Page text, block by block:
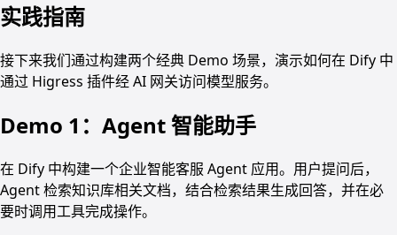
实践指南
接下来我们通过构建两个经典 Demo 场景，演示如何在 Dify 中
通过 Higress 插件经 AI 网关访问模型服务。
Demo 1：Agent 智能助手
在 Dify 中构建一个企业智能客服 Agent 应用。用户提问后，
Agent 检索知识库相关文档，结合检索结果生成回答，并在必
要时调用工具完成操作。